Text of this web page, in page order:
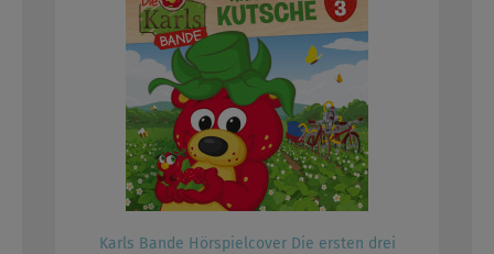
Karls Bande Hörspielcover Die ersten drei